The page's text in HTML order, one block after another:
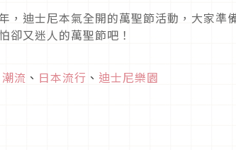
，迪士尼本氣全開的萬聖節活動，大家
卻又迷人的萬聖節吧！
潮流 、 日本流行 、 迪士尼樂園